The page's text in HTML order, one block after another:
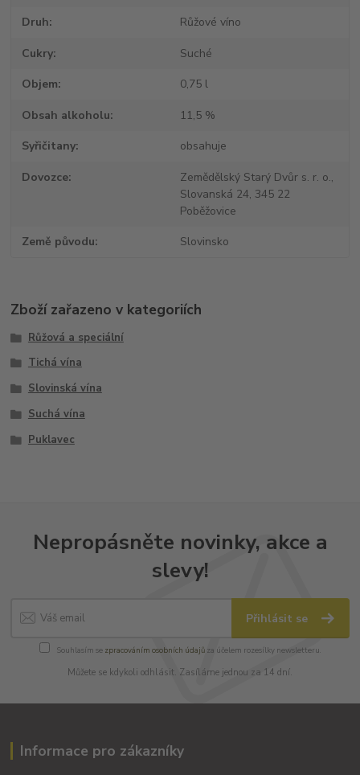
Druh Růžové víno
Cukry Suché
Objem 0,75 l
Obsah alkoholu 11,5 %
Syřičitany obsahuje
Dovozce
Zemědělský Starý Dvůr s. r. o.,
Slovanská 24, 345 22
Poběžovice
Země původu Slovinsko
Zboží zařazeno v kategoriích
Růžová a speciální
Tichá vína
Slovinská vína
Suchá vína
Puklavec
Nepropásněte novinky, akce a
slevy!
Přihlásit se
Souhlasím se zpracováním osobních údajůza účelem rozesílky newsletteru.
Můžete se kdykoli odhlásit. Zasíláme jednou za 14 dní.
Informace pro zákazníky